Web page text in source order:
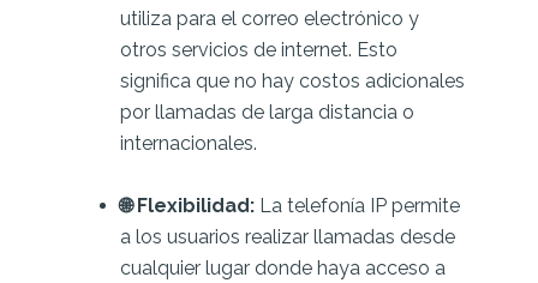
utiliza para el correo electrónico y
otros servicios de internet. Esto
significa que no hay costos adicionales
por llamadas de larga distancia o
internacionales.
🌐 Flexibilidad: La telefonía IP permite
a los usuarios realizar llamadas desde
cualquier lugar donde haya acceso a